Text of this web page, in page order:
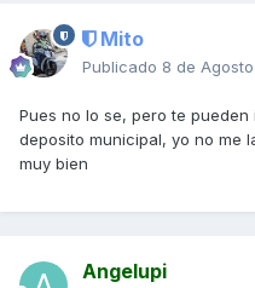
Mito
Publicado 8 de
Pues no lo se, pero te
deposito municipal, yo no me
muy bien
Angelupi